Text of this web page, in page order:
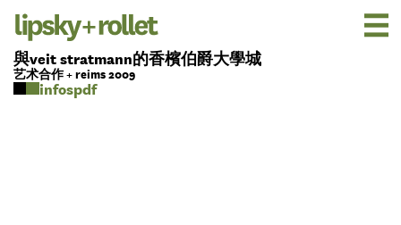
與veit stratmann的香檳伯爵大學城
艺术合作 + reims 2009
pdf